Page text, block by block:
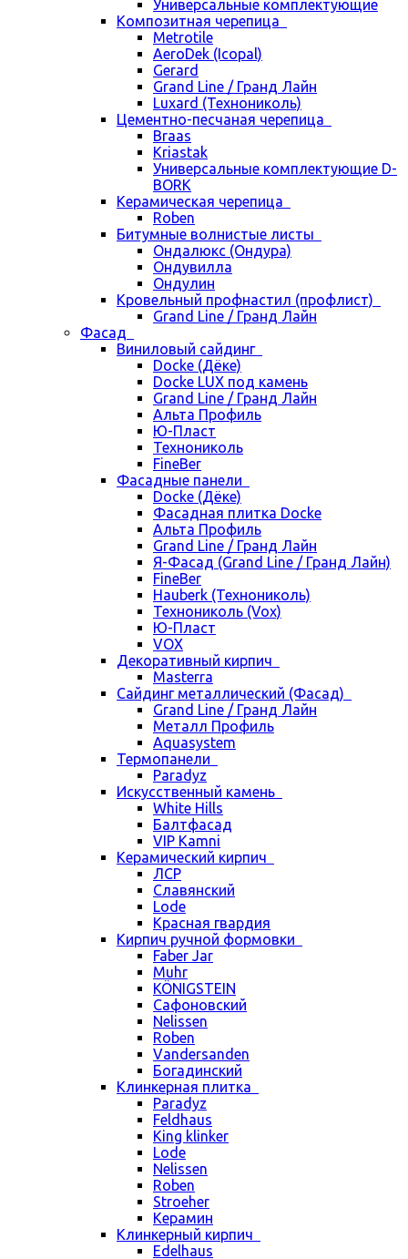
Универсальные комплектующие
Композитная черепица
Metrotile
AeroDek (Icopal)
Gerard
Grand Line / Гранд Лайн
Luxard (Технониколь)
Цементно-песчаная черепица
Braas
Kriastak
Универсальные комплектующие D-
BORK
Керамическая черепица
Roben
Битумные волнистые листы
Ондалюкс (Ондура)
Ондувилла
Ондулин
Кровельный профнастил (профлист)
Grand Line / Гранд Лайн
Фасад
Виниловый сайдинг
Docke (Дёке)
Docke LUX под камень
Grand Line / Гранд Лайн
Альта Профиль
Ю-Пласт
Технониколь
FineBer
Фасадные панели
Docke (Дёке)
Фасадная плитка Docke
Альта Профиль
Grand Line / Гранд Лайн
Я-Фасад (Grand Line / Гранд Лайн)
FineBer
Hauberk (Технониколь)
Технониколь (Vox)
Ю-Пласт
VOX
Декоративный кирпич
Masterra
Сайдинг металлический (Фасад)
Grand Line / Гранд Лайн
Металл Профиль
Aquasystem
Термопанели
Paradyz
Искусственный камень
White Hills
Балтфасад
VIP Kamni
Керамический кирпич
ЛСР
Славянский
Lode
Красная гвардия
Кирпич ручной формовки
Faber Jar
Muhr
KÖNIGSTEIN
Сафоновский
Nelissen
Roben
Vandersanden
Богадинский
Клинкерная плитка
Paradyz
Feldhaus
King klinker
Lode
Nelissen
Roben
Stroeher
Керамин
Клинкерный кирпич
Edelhaus